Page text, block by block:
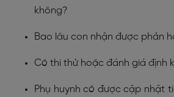
không?
Bao lâu con nhận được phản
Có thi thử hoặc đánh giá định
Phụ huynh có được cập nhật